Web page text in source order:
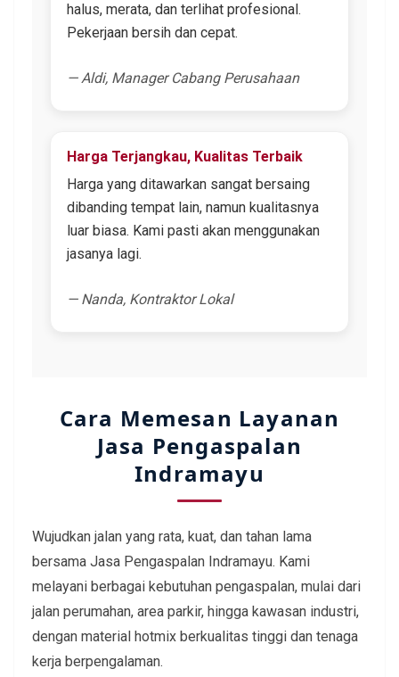
halus, merata, dan terlihat profesional.
Pekerjaan bersih dan cepat.
— Aldi, Manager Cabang Perusahaan
Harga Terjangkau, Kualitas Terbaik
Harga yang ditawarkan sangat bersaing
dibanding tempat lain, namun kualitasnya
luar biasa. Kami pasti akan menggunakan
jasanya lagi.
— Nanda, Kontraktor Lokal
Cara Memesan Layanan
Jasa Pengaspalan
Indramayu
Wujudkan jalan yang rata, kuat, dan tahan lama
bersama Jasa Pengaspalan Indramayu. Kami
melayani berbagai kebutuhan pengaspalan, mulai dari
jalan perumahan, area parkir, hingga kawasan industri,
dengan material hotmix berkualitas tinggi dan tenaga
kerja berpengalaman.